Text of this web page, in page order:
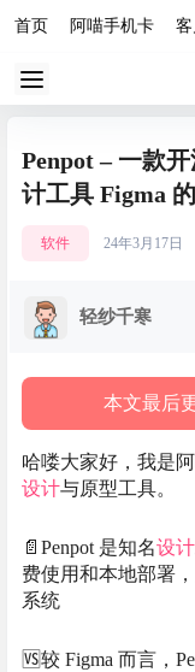
首页 阿喵手机卡
Penpot – 一款
计工具 Figma
软件 24年3月17日
轻纱千寒
本文最后
哈喽大家好，我是
设计与原型工具。
📄Penpot 是知名设计
费使用和本地部署
系统
🆚较 Figma 而言，